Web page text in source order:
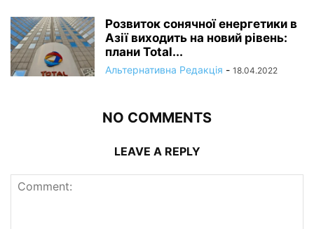
Розвиток сонячної енергетики в
Азії виходить на новий рівень:
плани Total...
Альтернативна Редакція - 18.04.2022
NO COMMENTS
LEAVE A REPLY